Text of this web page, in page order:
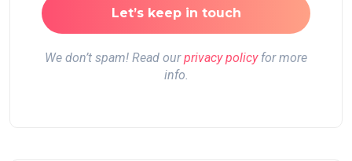
We don’t spam! Read ourprivacy policyfor more
info.